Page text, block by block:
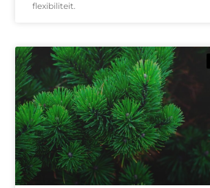
flexibiliteit.